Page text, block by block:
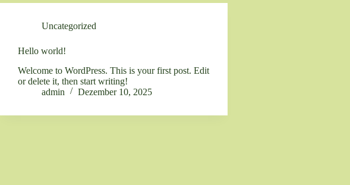
Uncategorized
Hello world!
Welcome to WordPress. This is your first post. Edit
or delete it, then start writing!
admin
Dezember 10, 2025